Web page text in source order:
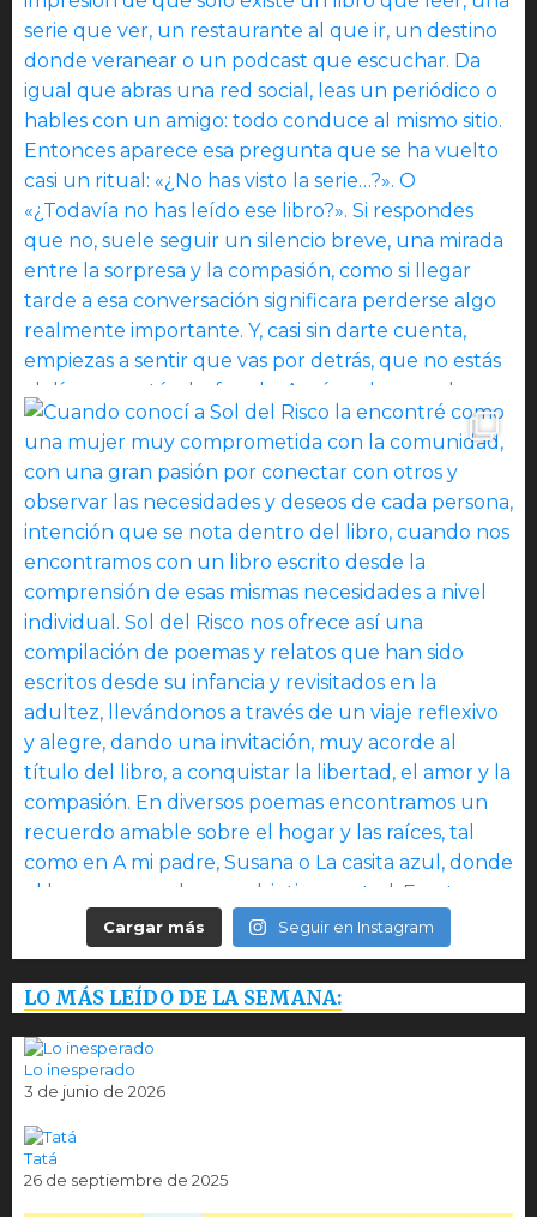
Cargar más Seguir en Instagram
LO MÁS LEÍDO DE LA SEMANA:
Lo inesperado
3 de junio de 2026
Tatá
26 de septiembre de 2025